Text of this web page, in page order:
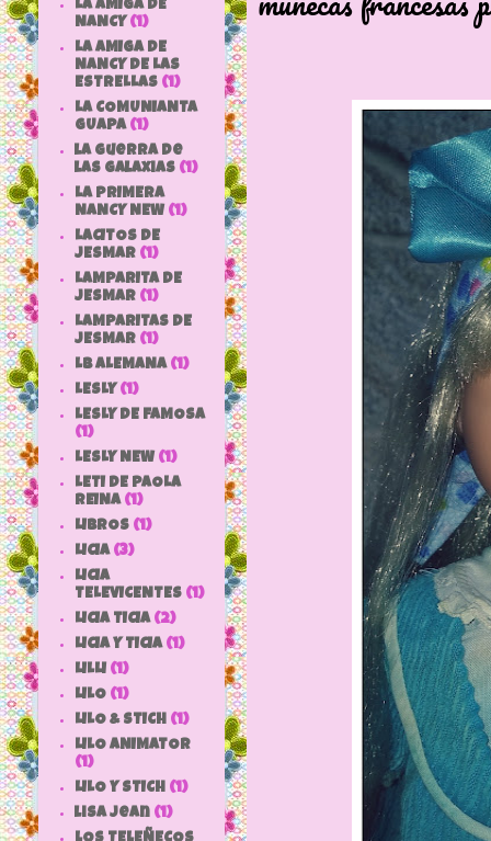
LA AMIGA DE
NANCY (1)
LA AMIGA DE
NANCY DE LAS
ESTRELLAS (1)
LA COMUNIANTA
GUAPA (1)
la guerra de
las galaxias (1)
LA PRIMERA
NANCY NEW (1)
LACITOS DE
JESMAR (1)
LAMPARITA DE
JESMAR (1)
LAMPARITAS DE
JESMAR (1)
LB ALEMANA (1)
LESLY (1)
LESLY DE FAMOSA
(1)
LESLY NEW (1)
LETI DE PAOLA
REINA (1)
LIBROS (1)
LICIA (3)
LICIA
TELEVICENTES (1)
LICIA TICIA (2)
LICIA Y TICIA (1)
LILLI (1)
LILO (1)
LILO & STICH (1)
LILO ANIMATOR
(1)
LILO Y STICH (1)
lisa jean (1)